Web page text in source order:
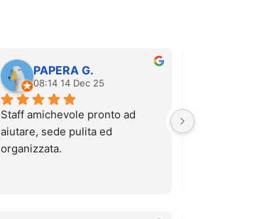
PAPERA G.
08:14 14 Dec 25
Staff amichevole pronto ad
aiutare, sede pulita ed
organizzata.
Sono stata